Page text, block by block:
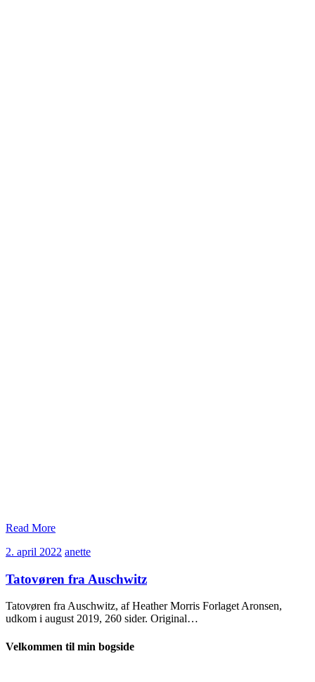
Read More
2. april 2022 2.
2022
anetteanette
Tatovøren fra Auschwitz
Tatovøren fra Auschwitz, af Heather Morris Forlaget Aronsen,
udkom i august 2019, 260 sider. Original…
Velkommen til min bogside